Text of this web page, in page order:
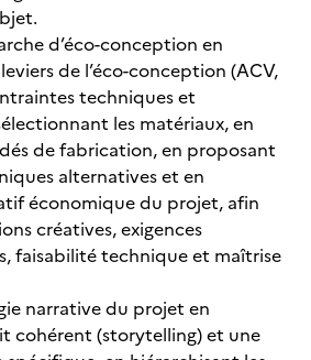
d’éco-conception en
de l’éco-conception (ACV,
techniques et
les matériaux, en
de fabrication, en proposant
alternatives et en
économique du projet, afin
créatives, exigences
faisabilité technique et maîtrise
narrative du projet en
cohérent (storytelling) et une